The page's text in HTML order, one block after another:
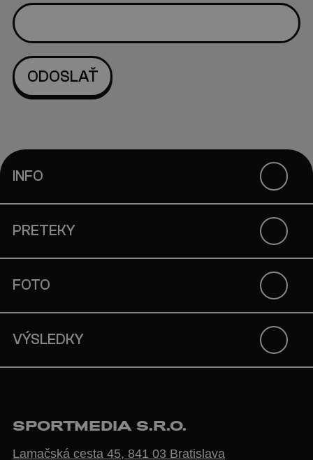
INFO
PRETEKY
FOTO
VÝSLEDKY
SPORTMEDIA S.R.O.
Lamačská cesta 45, 841 03 Bratislava